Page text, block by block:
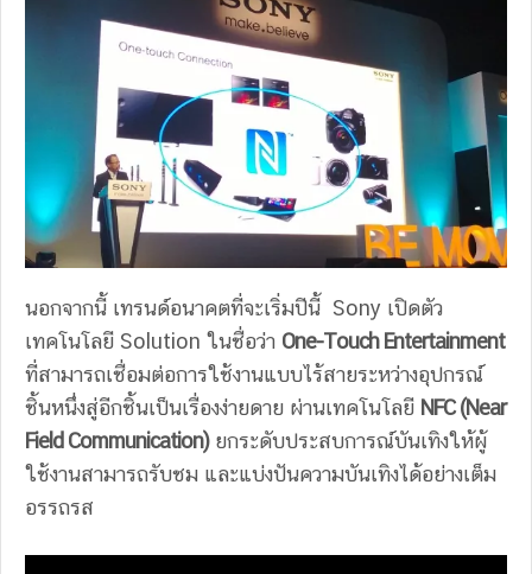
นอกจากนี้ เทรนด์อนาคตที่จะเริ่มปีนี้ Sony เปิดตัว
เทคโนโลยี Solution ในชื่อว่า One-Touch Entertainment
ที่สามารถเชื่อมต่อการใช้งานแบบไร้สายระหว่างอุปกรณ์
ชิ้นหนึ่งสู่อีกชิ้นเป็นเรื่องง่ายดาย ผ่านเทคโนโลยี NFC (Near
Field Communication)ยกระดับประสบการณ์บันเทิงให้ผู้
ใช้งานสามารถรับชม และแบ่งปันความบันเทิงได้อย่างเต็ม
อรรถรส